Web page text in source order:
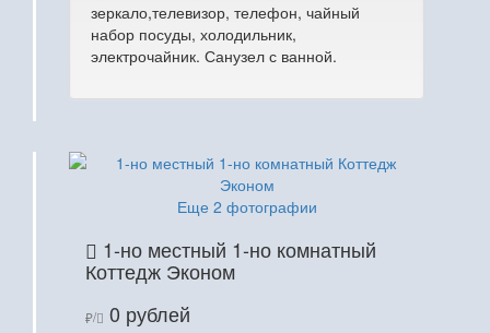
зеркало,телевизор, телефон, чайный
набор посуды, холодильник,
электрочайник. Санузел с ванной.
Еще 2 фотографии
1-но местный 1-но комнатный
Коттедж Эконом
/ 0 рублей